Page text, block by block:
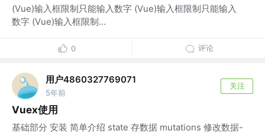
(Vue)输入框限制只能输入数字 (Vue)输入框限制只能输入
数字 (Vue)输入框限制...
0 评论
用户4860327769071
5年前
关注
Vuex使用
基础部分 安装 简单介绍 state 存数据 mutations 修改数据-